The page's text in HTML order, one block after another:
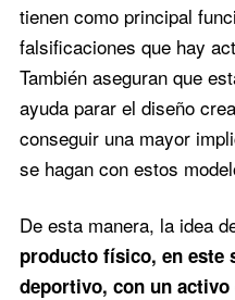
tienen como principal
falsificaciones que hay
También aseguran que
ayuda parar el diseño
conseguir una mayor
se hagan con estos
De esta manera, la idea
producto físico, en este
deportivo, con un